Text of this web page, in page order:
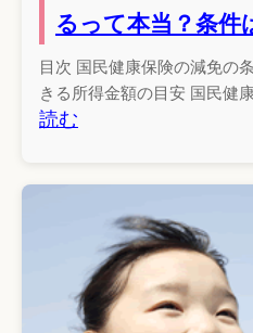
るって本当？条件
目次 国民健康保険の減免の
きる所得金額の目安 国民健
読む